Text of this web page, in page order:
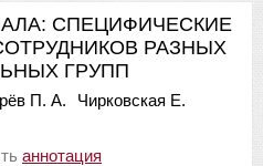
СПЕЦИФИЧЕСКИЕ
РАЗНЫХ
ГРУПП
П. А.
Чирковская Е.
аннотация